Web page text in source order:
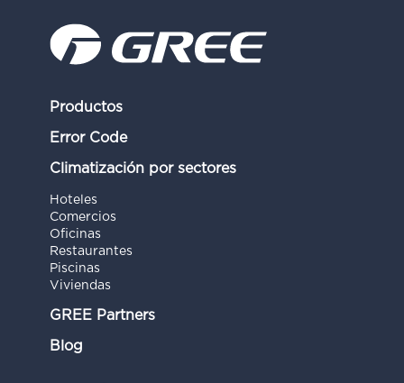
Productos
Error Code
Climatización por sectores
Hoteles
Comercios
Oficinas
Restaurantes
Piscinas
Viviendas
GREE Partners
Blog